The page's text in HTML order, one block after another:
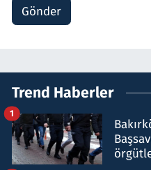
Gönder
Trend Haberler
1